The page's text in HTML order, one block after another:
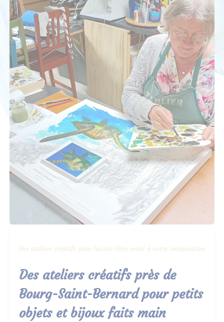
Des ateliers créatifs pour laisser libre cours à votre imagination
Des ateliers créatifs près de
Bourg-Saint-Bernard pour petits
objets et bijoux faits main